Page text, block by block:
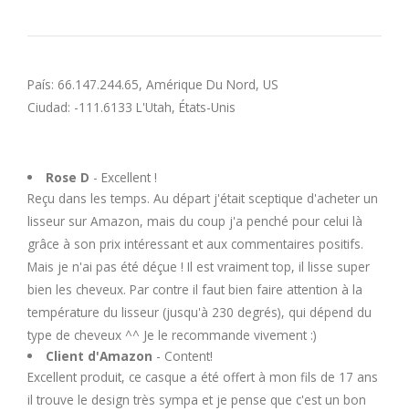
X
Y
País: 66.147.244.65, Amérique Du Nord, US
Ciudad: -111.6133 L'Utah, États-Unis
Rose D - Excellent !
Reçu dans les temps. Au départ j'était sceptique d'acheter un
lisseur sur Amazon, mais du coup j'a penché pour celui là
grâce à son prix intéressant et aux commentaires positifs.
Mais je n'ai pas été déçue ! Il est vraiment top, il lisse super
bien les cheveux. Par contre il faut bien faire attention à la
température du lisseur (jusqu'à 230 degrés), qui dépend du
type de cheveux ^^ Je le recommande vivement :)
Client d'Amazon - Content!
Excellent produit, ce casque a été offert à mon fils de 17 ans
il trouve le design très sympa et je pense que c'est un bon